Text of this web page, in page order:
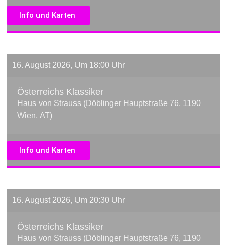
Info und Karten
16. August 2026, Um 18:00 Uhr
Österreichs Klassiker
Haus von Strauss (Döblinger Hauptstraße 76, 1190
Wien, AT)
Info und Karten
16. August 2026, Um 20:30 Uhr
Österreichs Klassiker
Haus von Strauss (Döblinger Hauptstraße 76, 1190